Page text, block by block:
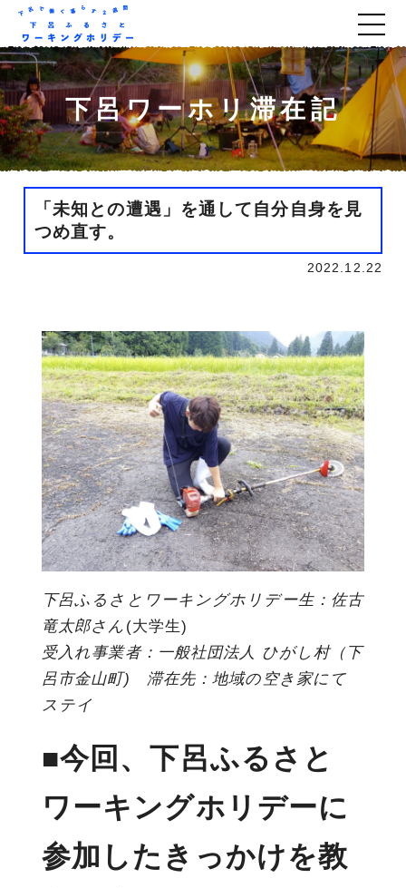
下呂ワーホリ滞在記
「未知との遭遇」を通して自分自身を見
つめ直す。
2022.12.22
下呂ふるさとワーキングホリデー生：佐古
竜太郎さん (大学生)
受入れ事業者：一般社団法人 ひがし村（下
呂市金山町) 滞在先：地域の空き家にて
ステイ
■今回、下呂ふるさと
ワーキングホリデーに
参加したきっかけを教